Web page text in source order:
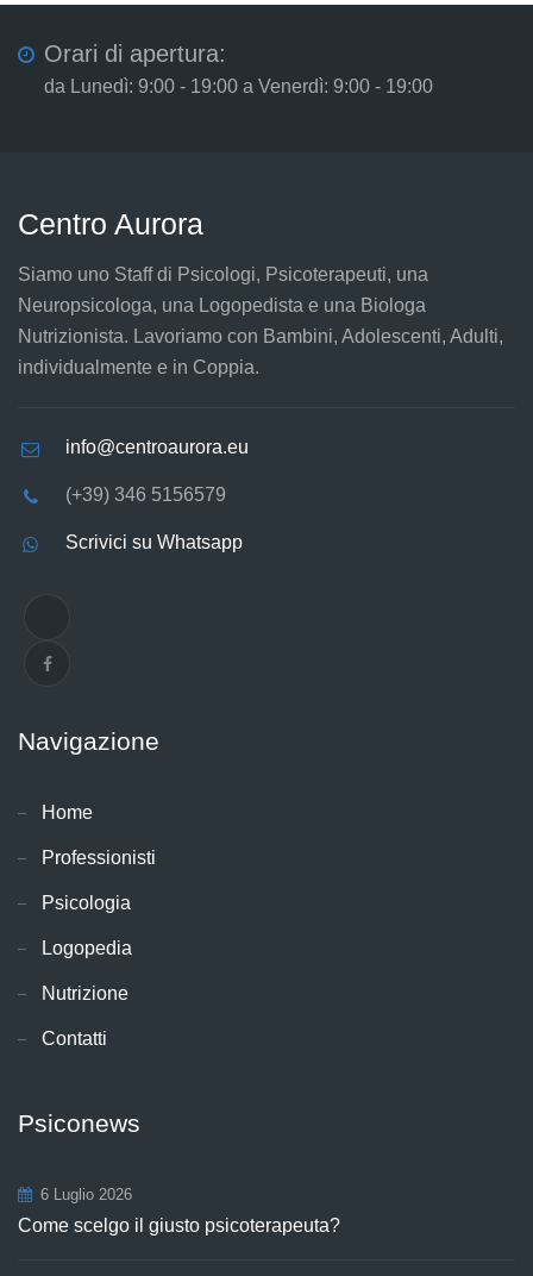
Orari di apertura:
da Lunedì: 9:00 - 19:00 a Venerdì: 9:00 - 19:00
Centro Aurora
Siamo uno Staff di Psicologi, Psicoterapeuti, una
Neuropsicologa, una Logopedista e una Biologa
Nutrizionista. Lavoriamo con Bambini, Adolescenti, Adulti,
individualmente e in Coppia.
info@centroaurora.eu
(+39) 346 5156579
Scrivici su Whatsapp
Navigazione
Home
Professionisti
Psicologia
Logopedia
Nutrizione
Contatti
Psiconews
6 Luglio 2026
Come scelgo il giusto psicoterapeuta?